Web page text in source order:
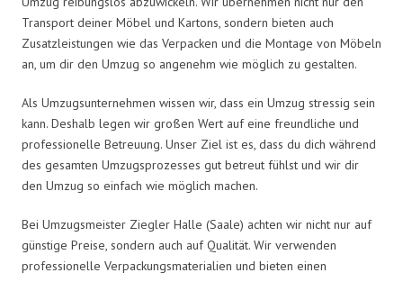
Transport deiner Möbel und Kartons, sondern bieten auch
Zusatzleistungen wie das Verpacken und die Montage von Möbeln
an, um dir den Umzug so angenehm wie möglich zu gestalten.
Als Umzugsunternehmen wissen wir, dass ein Umzug stressig sein
kann. Deshalb legen wir großen Wert auf eine freundliche und
professionelle Betreuung. Unser Ziel ist es, dass du dich während
des gesamten Umzugsprozesses gut betreut fühlst und wir dir
den Umzug so einfach wie möglich machen.
Bei Umzugsmeister Ziegler Halle (Saale) achten wir nicht nur auf
günstige Preise, sondern auch auf Qualität. Wir verwenden
professionelle Verpackungsmaterialien und bieten einen